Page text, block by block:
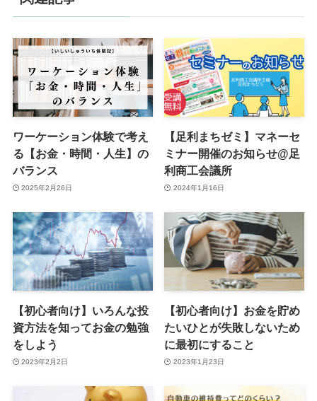
ワーケーション体験で考え
る【お金・時間・人生】の
バランス
2025年2月26日
【足利まちゼミ】マネーセ
ミナー開催のお知らせ@足
利商工会議所
2024年1月16日
【初心者向け】いろんな投
資方法を知ってお金の勉強
をしよう
2023年2月2日
【初心者向け】お金を貯め
たいひとが失敗しないため
に最初にすること
2023年1月23日